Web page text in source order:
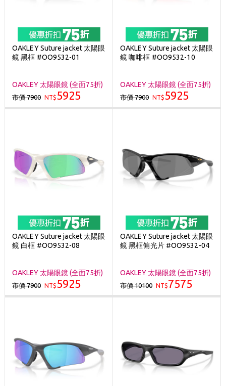
OAKLEY Suture jacket 太陽眼
鏡 黑框 #OO9532-01
OAKLEY 太陽眼鏡 (全面75折)
市價 7900 NT$5925
OAKLEY Suture jacket 太陽眼
鏡 咖啡框 #OO9532-10
OAKLEY 太陽眼鏡 (全面75折)
市價 7900 NT$5925
OAKLEY Suture jacket 太陽眼
鏡 白框 #OO9532-08
OAKLEY 太陽眼鏡 (全面75折)
市價 7900 NT$5925
OAKLEY Suture jacket 太陽眼
鏡 黑框偏光片 #OO9532-04
OAKLEY 太陽眼鏡 (全面75折)
市價 10100 NT$7575